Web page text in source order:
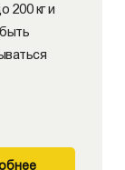
200 кг и